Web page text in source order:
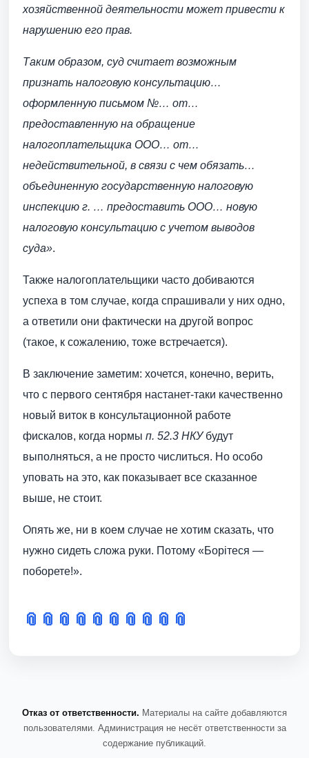
хозяйственной деятельности может привести к
нарушению его прав.
Таким образом, суд считает возможным
признать налоговую консультацию…
оформленную письмом №… от…
предоставленную на обращение
налогоплательщика ООО… от…
недействительной, в связи с чем обязать…
объединенную государственную налоговую
инспекцию г. … предоставить ООО… новую
налоговую консультацию с учетом выводов
суда».
Также налогоплательщики часто добиваются
успеха в том случае, когда спрашивали у них одно,
а ответили они фактически на другой вопрос
(такое, к сожалению, тоже встречается).
В заключение заметим: хочется, конечно, верить,
что с первого сентября настанет-таки качественно
новый виток в консультационной работе
фискалов, когда нормы п. 52.3 НКУбудут
выполняться, а не просто числиться. Но особо
уповать на это, как показывает все сказанное
выше, не стоит.
Опять же, ни в коем случае не хотим сказать, что
нужно сидеть сложа руки. Потому «Борітеся —
поборете!».
📎 📎 📎 📎 📎 📎 📎 📎 📎 📎
Отказ от ответственности. Материалы на сайте добавляются
пользователями. Администрация не несёт ответственности за
содержание публикаций.